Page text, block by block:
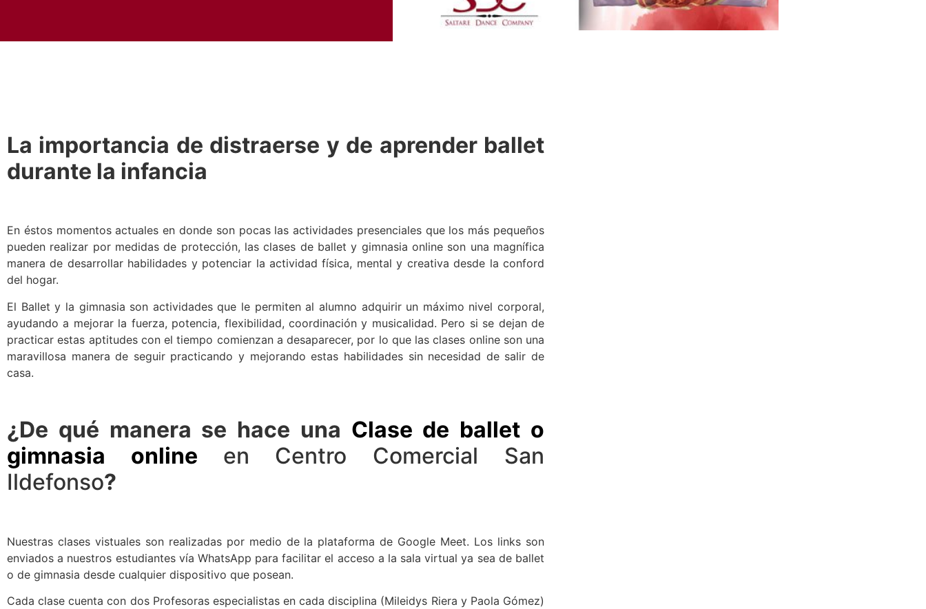
La importancia de distraerse y de aprender ballet
durante la infancia
En éstos momentos actuales en donde son pocas las actividades presenciales que los más pequeños
pueden realizar por medidas de protección, las clases de ballet y gimnasia online son una magnífica
manera de desarrollar habilidades y potenciar la actividad física, mental y creativa desde la conford
del hogar.
El Ballet y la gimnasia son actividades que le permiten al alumno adquirir un máximo nivel corporal,
ayudando a mejorar la fuerza, potencia, flexibilidad, coordinación y musicalidad. Pero si se dejan de
practicar estas aptitudes con el tiempo comienzan a desaparecer, por lo que las clases online son una
maravillosa manera de seguir practicando y mejorando estas habilidades sin necesidad de salir de
casa.
¿De qué manera se hace una Clase de ballet o
gimnasia online en Centro Comercial San
Ildefonso?
Nuestras clases vistuales son realizadas por medio de la plataforma de Google Meet. Los links son
enviados a nuestros estudiantes vía WhatsApp para facilitar el acceso a la sala virtual ya sea de ballet
o de gimnasia desde cualquier dispositivo que posean.
Cada clase cuenta con dos Profesoras especialistas en cada disciplina (Mileidys Riera y Paola Gómez)